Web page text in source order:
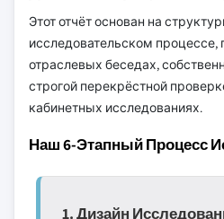
Этот отчёт основан на
исследовательском
отраслевых беседах,
строгой перекрёстной
кабинетных исследованиях.
Наш 6-Этапный Процесс
1. Дизайн